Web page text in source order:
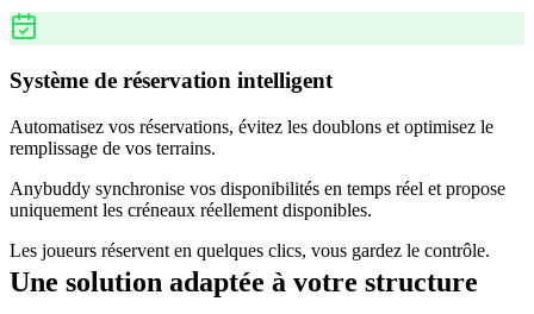
Système de réservation intelligent
Automatisez vos réservations, évitez les doublons et optimisez le
remplissage de vos terrains.
Anybuddy synchronise vos disponibilités en temps réel et propose
uniquement les créneaux réellement disponibles.
Les joueurs réservent en quelques clics, vous gardez le contrôle.
Une solution adaptée à votre structure